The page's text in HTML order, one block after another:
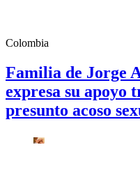
Colombia
Familia de Jorge
expresa su apoyo
presunto acoso